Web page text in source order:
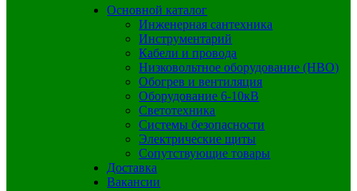
Основной каталог
Инженерная сантехника
Инструментарий
Кабели и провода
Низковольтное оборудование (НВО)
Обогрев и вентиляция
Оборудование 6-10кВ
Светотехника
Системы безопасности
Электрические щиты
Сопутствующие товары
Доставка
Вакансии